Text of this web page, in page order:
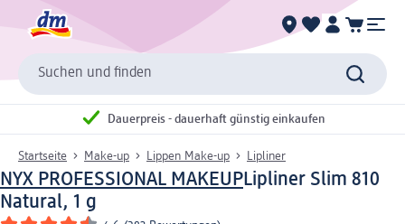
Suchen und finden
Dauerpreis - dauerhaft günstig einkaufen
Startseite Make-up Lippen Make-up Lipliner
NYX PROFESSIONAL MAKEUPLipliner Slim 810
Natural, 1 g